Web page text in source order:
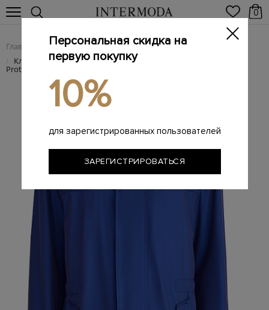
0
Главная Мужчинам / Одежда / Куртки
/ Классическая куртка из габардина с защитой от дождя Rain
Protection
Персональная скидка на
первую покупку
10%
для зарегистрированных пользователей
ЗАРЕГИСТРИРОВАТЬСЯ